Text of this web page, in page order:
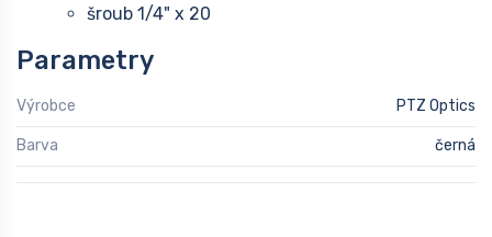
šroub 1/4" x 20
Parametry
Výrobce PTZ Optics
Barva černá